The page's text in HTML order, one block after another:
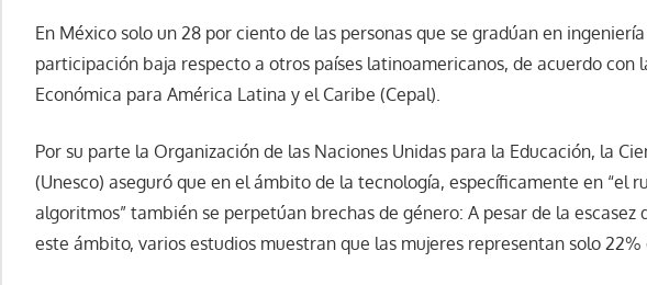
En México solo un 28 por ciento de las personas que se gradúan en
participación baja respecto a otros países latinoamericanos, de acuerdo con
Económica para América Latina y el Caribe (Cepal).
Por su parte la Organización de las Naciones Unidas para la Educación, la
(Unesco) aseguró que en el ámbito de la tecnología, específicamente en “el
algoritmos” también se perpetúan brechas de género: A pesar de la escasez
este ámbito, varios estudios muestran que las mujeres representan solo 22%